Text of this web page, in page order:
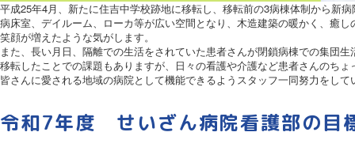
平成25年4月、新たに住吉中学校跡地に移転し、移転前の3病棟体制から新
病床室、デイルーム、ローカ等が広い空間となり、木造建築の暖かく、癒
笑顔が増えたような気がします。
また、長い月日、隔離での生活をされていた患者さんが閉鎖病棟での集団
移転したことでの課題もありますが、日々の看護や介護など患者さんのち
皆さんに愛される地域の病院として機能できるようスタッフ一同努力をし
令和7年度 せいざん病院看護部の目